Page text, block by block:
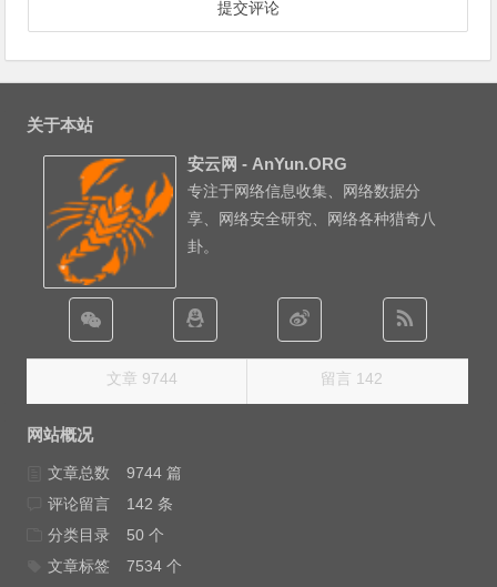
关于本站
安云网 - AnYun.ORG
专注于网络信息收集、网络数据分
享、网络安全研究、网络各种猎奇八
卦。
文章 9744 留言 142
网站概况
文章总数
9744 篇
评论留言
142 条
分类目录
50 个
文章标签
7534 个